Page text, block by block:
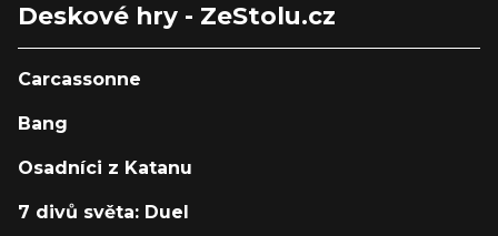
Deskové hry - ZeStolu.cz
Carcassonne
Bang
Osadníci z Katanu
7 divů světa: Duel